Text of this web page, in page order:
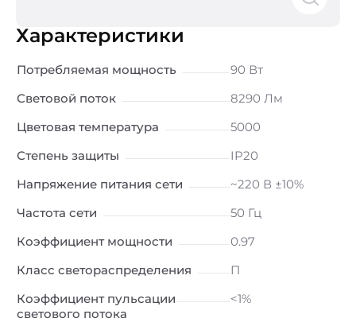
Характеристики
Потребляемая мощность
90 Вт
Световой поток
8290 Лм
Цветовая температура
5000
Степень защиты
IP20
Напряжение питания сети
~220 В ±10%
Частота сети
50 Гц
Коэффициент мощности
0.97
Класс светораспределения
П
Коэффициент пульсации
светового потока
<1%